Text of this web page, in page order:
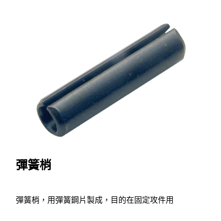
彈簧梢
彈簧梢，用彈簧鋼片製成，目的在固定攻件用